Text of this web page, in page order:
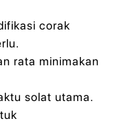
corak
rata minimakan
solat utama.